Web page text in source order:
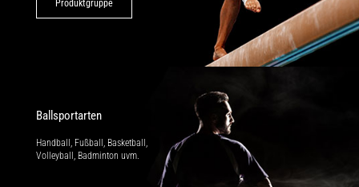
Produktgruppe
Ballsportarten
Handball, Fußball, Basketball,
Volleyball, Badminton uvm.